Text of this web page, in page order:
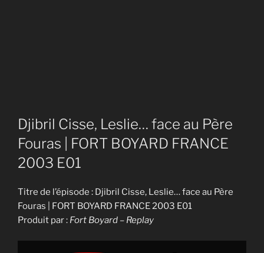
Djibril Cisse, Leslie… face au Père
Fouras | FORT BOYARD FRANCE
2003 E01
Titre de l’épisode : Djibril Cisse, Leslie… face au Père
Fouras | FORT BOYARD FRANCE 2003 E01
Produit par : Fort Boyard – Replay
Display